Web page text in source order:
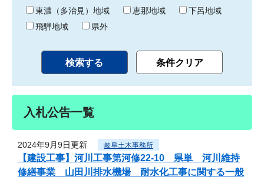
東濃（多治見）地域
恵那地域
下呂地域
飛騨地域
県外
入札公告一覧
2024年9月9日更新 岐阜土木事務所
【建設工事】河川工事第河修22-10 県単 河川維持
修繕事業 山田川排水機場 耐水化工事に関する一般